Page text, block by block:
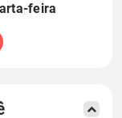
feira